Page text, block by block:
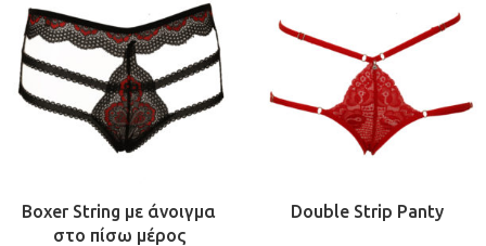
Boxer String με άνοιγμα
στο πίσω μέρος
Double Strip Panty